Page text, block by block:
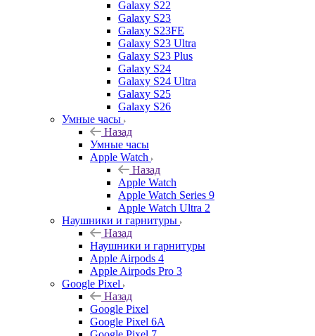
Galaxy S22
Galaxy S23
Galaxy S23FE
Galaxy S23 Ultra
Galaxy S23 Plus
Galaxy S24
Galaxy S24 Ultra
Galaxy S25
Galaxy S26
Умные часы
Назад
Умные часы
Apple Watch
Назад
Apple Watch
Apple Watch Series 9
Apple Watch Ultra 2
Наушники и гарнитуры
Назад
Наушники и гарнитуры
Apple Airpods 4
Apple Airpods Pro 3
Google Pixel
Назад
Google Pixel
Google Pixel 6A